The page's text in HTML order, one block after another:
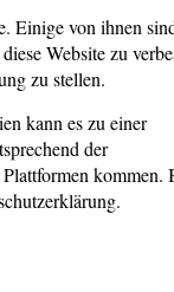
Einige von ihnen
Website zu
zu stellen.
kann es zu einer
der
kommen.